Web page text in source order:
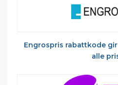
Engrospris rabattkode
alle